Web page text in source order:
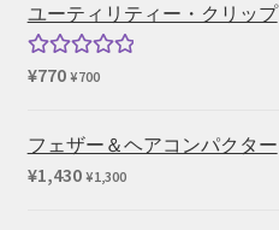
ユーティリティー・クリップ
5段階中
¥770 ¥700
フェザー＆ヘアコンパクター
¥1,430 ¥1,300